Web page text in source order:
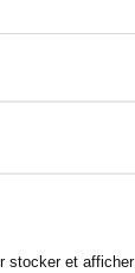
stocker et